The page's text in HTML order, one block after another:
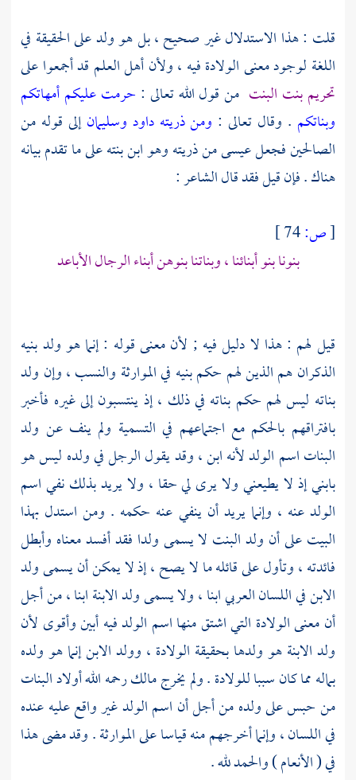
قلت : هذا الاستدلال غير صحيح ، بل هو ولد على الحقيقة في
اللغة لوجود معنى الولادة فيه ، ولأن أهل العلم قد أجمعوا على
تحريم بنت البنت من قول الله تعالى : حرمت عليكم أمهاتكم
وبناتكم . وقال تعالى : ومن ذريته داود وسليمانإلى قوله من
الصالحين فجعلعيسىمن ذريته وهو ابن بنته على ما تقدم بيانه
هناك . فإن قيل فقد قال الشاعر :
[ص:
بنونا بنو أبنائنا ، وبناتنا بنوهن أبناء الرجال الأباعد
قيل لهم : هذا لا دليل فيه ; لأن معنى قوله : إنما هو ولد بنيه
الذكران هم الذين لهم حكم بنيه في الموارثة والنسب ، وإن ولد
بناته ليس لهم حكم بناته في ذلك ، إذ ينتسبون إلى غيره فأخبر
بافتراقهم بالحكم مع اجتماعهم في التسمية ولم ينف عن ولد
البنات اسم الولد لأنه ابن ، وقد يقول الرجل في ولده ليس هو
بابني إذ لا يطيعني ولا يرى لي حقا ، ولا يريد بذلك نفي اسم
الولد عنه ، وإنما يريد أن ينفي عنه حكمه . ومن استدل بهذا
البيت على أن ولد البنت لا يسمى ولدا فقد أفسد معناه وأبطل
فائدته ، وتأول على قائله ما لا يصح ، إذ لا يمكن أن يسمى ولد
الابن في اللسان العربي ابنا ، ولا يسمى ولد الابنة ابنا ، من أجل
أن معنى الولادة التي اشتق منها اسم الولد فيه أبين وأقوى لأن
ولد الابنة هو ولدها بحقيقة الولادة ، وولد الابن إنما هو ولده
بماله مما كان سببا للولادة . ولم يخرجمالكرحمه الله أولاد البنات
من حبس على ولده من أجل أن اسم الولد غير واقع عليه عنده
في اللسان ، وإنما أخرجهم منه قياسا على الموارثة . وقد مضى هذا
في ( الأنعام ) والحمد لله .